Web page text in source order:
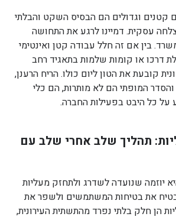
קטנים וגדולים הם הבסיס השקט והבלתי
עסקית. דמיינו לרגע את התחושה
בין אם זה חלל עבודה קטן ואינטימי
דרכו או קומות שלמות בתאגיד רחב
קובעת את הטון ליום כולו. הריח הרענן,
המופתי הם לא מותרות, הם כלי
על כל היבט בפעילות החברה.
תהליך שלב אחרי שלב עם
יוזמה שנועדה לשדרג ולתחזק מעליות
את בטיחות המשתמשים ולשפר את
הן חלק בלתי נפרד מהתשתית העירונית,